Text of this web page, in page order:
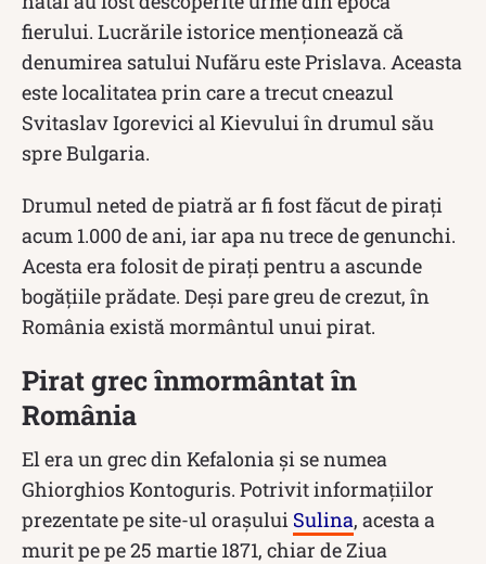
fierului. Lucrările istorice menționează că
denumirea satului Nufăru este Prislava. Aceasta
este localitatea prin care a trecut cneazul
Svitaslav Igorevici al Kievului în drumul său
spre Bulgaria.
Drumul neted de piatră ar fi fost făcut de pirați
acum 1.000 de ani, iar apa nu trece de genunchi.
Acesta era folosit de pirați pentru a ascunde
bogățiile prădate. Deși pare greu de crezut, în
România există mormântul unui pirat.
Pirat grec înmormântat în
România
El era un grec din Kefalonia și se numea
Ghiorghios Kontoguris. Potrivit informaţiilor
prezentate pe site-ul oraşului Sulina, acesta a
murit pe pe 25 martie 1871, chiar de Ziua